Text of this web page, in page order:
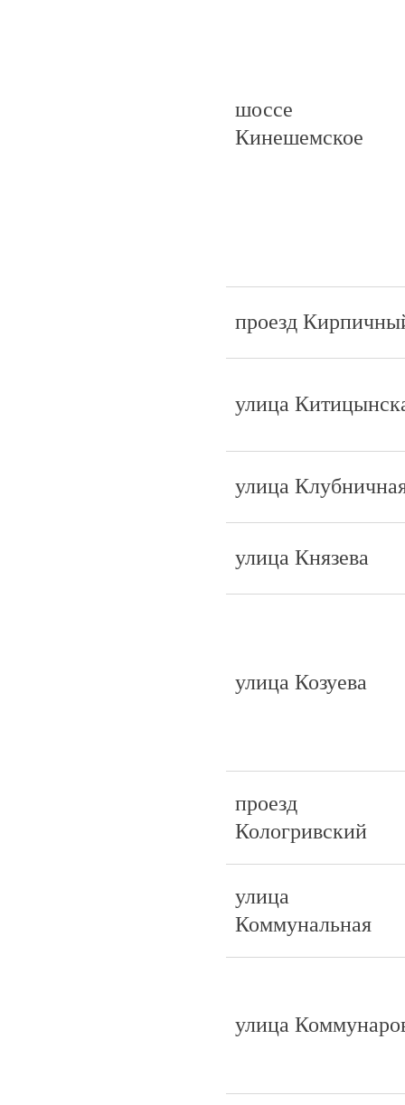
шоссе
Кинешемское
проезд
улица
улица
улица Князева
улица Козуева
проезд
Кологривский
улица
Коммунальная
улица